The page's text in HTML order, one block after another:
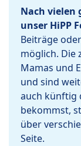
Nach vielen
unser HiPP
Beiträge
möglich. Die
Mamas und
und sind
auch künftig
bekommst,
über
Seite.